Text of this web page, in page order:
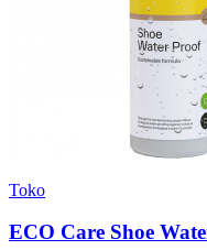
Toko
ECO Care Shoe